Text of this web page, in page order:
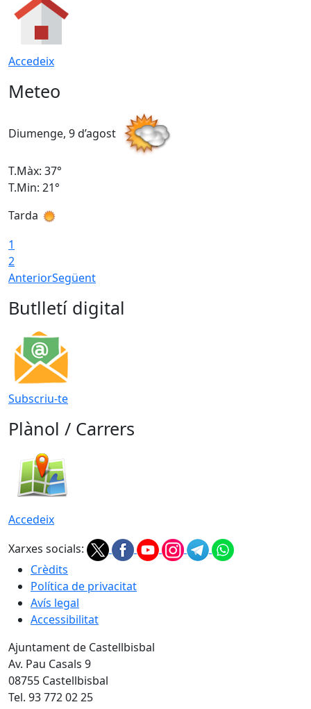
Accedeix
Meteo
Diumenge, 9 d’agost
T.Màx: 37°
T.Min: 21°
Tarda
1
2
AnteriorSegüent
Butlletí digital
Subscriu-te
Plànol / Carrers
Accedeix
Xarxes socials:
Crèdits
Política de privacitat
Avís legal
Accessibilitat
Ajuntament de Castellbisbal
Av. Pau Casals 9
08755 Castellbisbal
Tel. 93 772 02 25